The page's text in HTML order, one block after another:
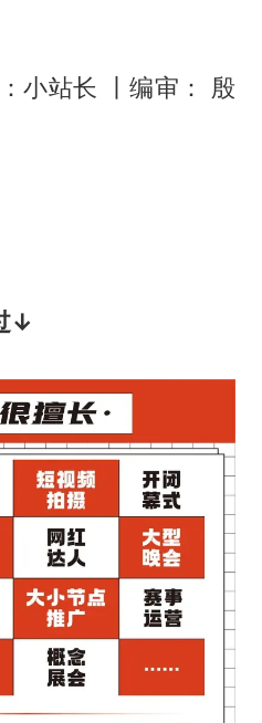
小站长 丨编审： 殷
↓